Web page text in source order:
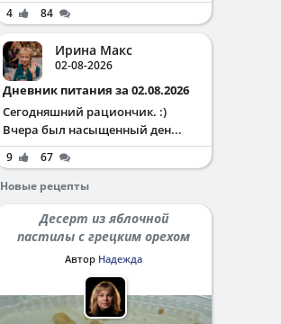
4 84
Ирина Макс
02-08-2026
Дневник питания за 02.08.2026
Сегодняшний рациончик. :)
Вчера был насыщенный ден...
9
67
Новые рецепты
Десерт из яблочной
пастилы с грецким орехом
Автор Надежда